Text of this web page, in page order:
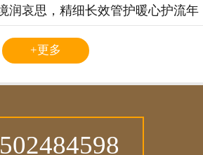
润哀思，精细长效管护暖心护流年
+更多